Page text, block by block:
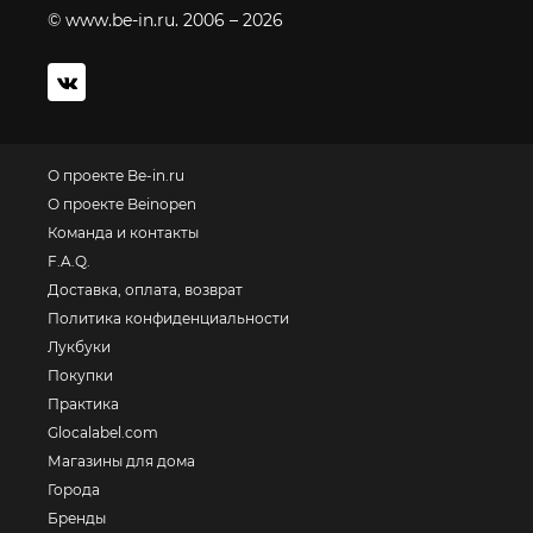
© www.be-in.ru. 2006 – 2026
О проекте Be-in.ru
О проекте Beinopen
Команда и контакты
F.A.Q.
Доставка, оплата, возврат
Политика конфиденциальности
Лукбуки
Покупки
Практика
Glocalabel.com
Магазины для дома
Города
Бренды